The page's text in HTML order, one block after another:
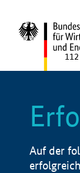
112
Auf der